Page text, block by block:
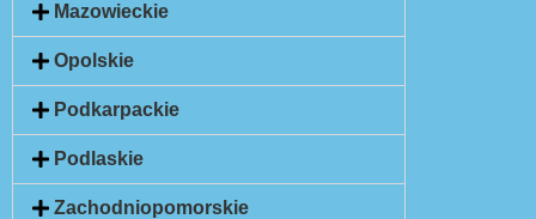
Mazowieckie
Opolskie
Podkarpackie
Podlaskie
Zachodniopomorskie